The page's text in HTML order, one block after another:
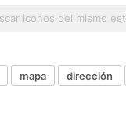
mapa dirección